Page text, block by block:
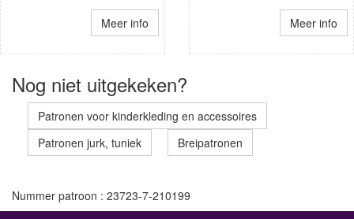
Meer info Meer info
Nog niet uitgekeken?
Patronen voor kinderkleding en accessoires
Patronen jurk, tuniek
Breipatronen
Nummer patroon : 23723-7-210199